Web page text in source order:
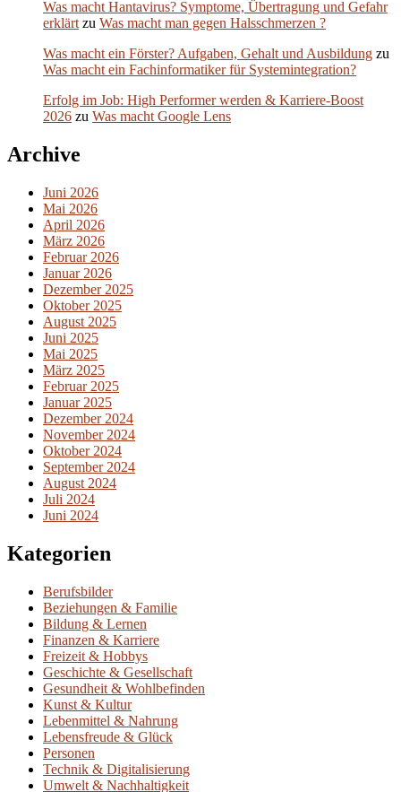
Was macht Hantavirus? Symptome, Übertragung und Gefahr
erklärt zu Was macht man gegen Halsschmerzen ?
Was macht ein Förster? Aufgaben, Gehalt und Ausbildung zu
Was macht ein Fachinformatiker für Systemintegration?
Erfolg im Job: High Performer werden & Karriere-Boost
2026 zu Was macht Google Lens
Archive
Juni 2026
Mai 2026
April 2026
März 2026
Februar 2026
Januar 2026
Dezember 2025
Oktober 2025
August 2025
Juni 2025
Mai 2025
März 2025
Februar 2025
Januar 2025
Dezember 2024
November 2024
Oktober 2024
September 2024
August 2024
Juli 2024
Juni 2024
Kategorien
Berufsbilder
Beziehungen & Familie
Bildung & Lernen
Finanzen & Karriere
Freizeit & Hobbys
Geschichte & Gesellschaft
Gesundheit & Wohlbefinden
Kunst & Kultur
Lebenmittel & Nahrung
Lebensfreude & Glück
Personen
Technik & Digitalisierung
Umwelt & Nachhaltigkeit